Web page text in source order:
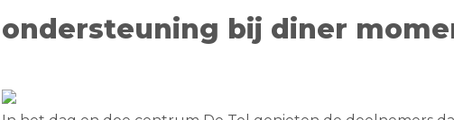
ondersteuning bij diner